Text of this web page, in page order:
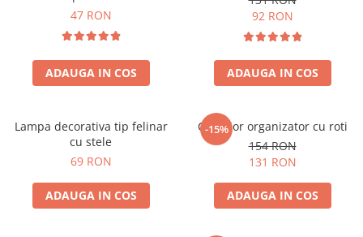
vulcanica
47 RON
ADAUGA IN COS
92 RON
ADAUGA IN COS
Lampa decorativa tip felinar
cu stele
69 RON
ADAUGA IN COS
-15%
Carucior organizator cu roti
154 RON
131 RON
ADAUGA IN COS